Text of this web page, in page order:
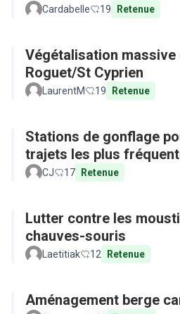
Cardabelle 19 Retenue
Végétalisation massive
Roguet/St Cyprien
LaurentM 19 Retenue
Stations de gonflage
trajets les plus
CJ 17 Retenue
Lutter contre les
chauves-souris
Laetitiak 12 Retenue
Aménagement berge